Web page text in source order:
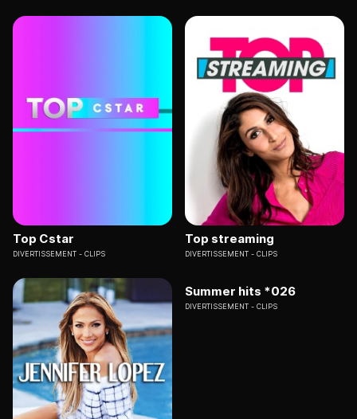
Top Cstar
DIVERTISSEMENT CLIPS
Top streaming
DIVERTISSEMENT CLIPS
Summer hits *026
DIVERTISSEMENT CLIPS